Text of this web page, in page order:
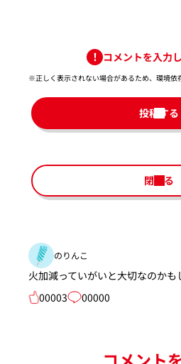
コメントを入力
※正しく表示されない場合があるため、環境依
投稿する
閉じる
のりんこ
火加減っていがいと大切なのか
00003
00000